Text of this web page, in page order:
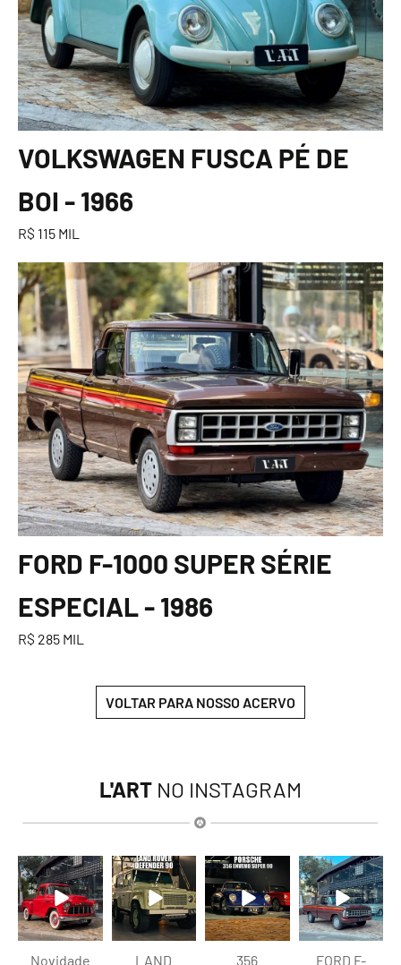
VOLKSWAGEN FUSCA PÉ DE
BOI - 1966
R$ 115 MIL
FORD F-1000 SUPER SÉRIE
ESPECIAL - 1986
R$ 285 MIL
VOLTAR PARA NOSSO ACERVO
L'ART NO INSTAGRAM
lart.br
Ago 8
Novidade
lart.br
Ago 8
LAND
lart.br
Ago 8
356
lart.br
Ago 7
FORD F-